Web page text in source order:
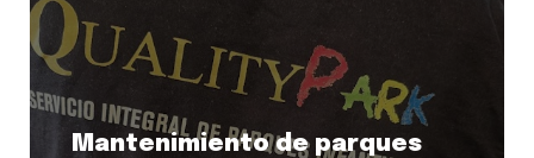
Mantenimiento de parques